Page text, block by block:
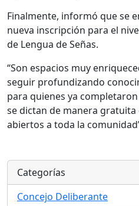
Finalmente, informó que se
nueva inscripción para el
de Lengua de Señas.
“Son espacios muy
seguir profundizando
para quienes ya
se dictan de manera gratuita
abiertos a toda la
Categorías
Concejo Deliberante